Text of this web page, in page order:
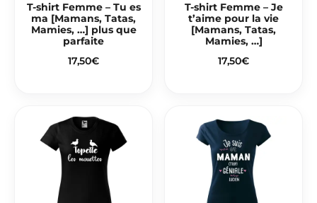
T-shirt Femme – Tu es
ma [Mamans, Tatas,
Mamies, …] plus que
parfaite
17,50€
T-shirt Femme – Je
t’aime pour la vie
[Mamans, Tatas,
Mamies, …]
17,50€